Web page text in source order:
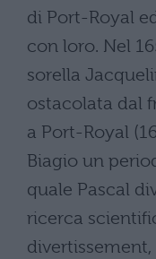
di Port-Royal
con loro. Nel
sorella
ostacolata dal
a Port-Royal
Biagio un
quale Pascal
ricerca